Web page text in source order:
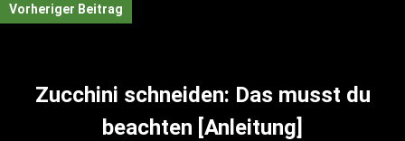
Vorheriger Beitrag
Zucchini schneiden: Das musst du
beachten [Anleitung]